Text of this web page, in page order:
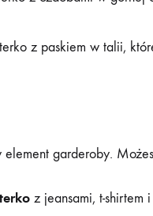
z paskiem w talii,
garderoby.
z jeansami, t-shirtem